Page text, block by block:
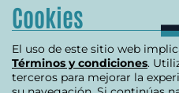
Términos y
Política
Política
Carrera 7 # 75-51
Cookies
El uso de este sitio web
Términos y condiciones.
terceros para mejorar la